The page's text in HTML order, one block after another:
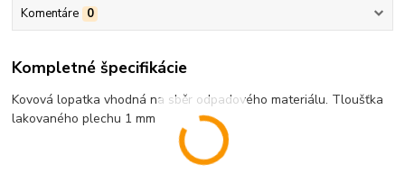
Komentáre 0
Kompletné špecifikácie
Kovová lopatka vhodná na sběr odpadového materiálu. Tloušťka
lakovaného plechu 1 mm